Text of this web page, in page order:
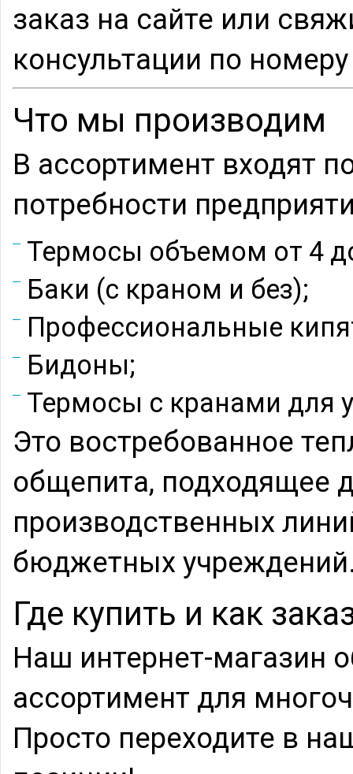
заказ на сайте или
консультации по
Что мы производим
В ассортимент входят
потребности
Термосы объемом от 4
Баки (с краном и без);
Профессиональные
Бидоны;
Термосы с кранами для
Это востребованное
общепита, подходящее
производственных
бюджетных
Где купить и как
Наш интернет-магазин
ассортимент для
Просто переходите в